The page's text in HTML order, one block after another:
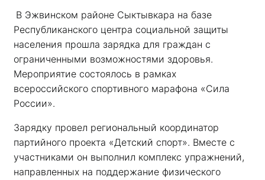
В Эжвинском районе Сыктывкара на базе
Республиканского центра социальной защиты
населения прошла зарядка для граждан с
ограниченными возможностями здоровья.
Мероприятие состоялось в рамках
всероссийского спортивного марафона «Сила
России».
Зарядку провел региональный координатор
партийного проекта «Детский спорт». Вместе с
участниками он выполнил комплекс упражнений,
направленных на поддержание физического